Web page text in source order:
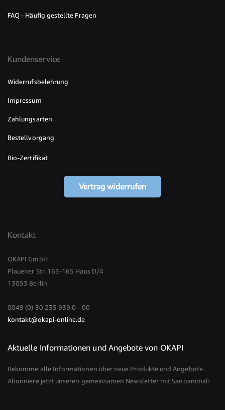
FAQ - Häufig gestellte Fragen
Kundenservice
Widerrufsbelehrung
Impressum
Zahlungsarten
Bestellvorgang
Bio-Zertifikat
Vertrag widerrufen
Kontakt
OKAPI GmbH
Plauener Str. 163-165 Haus D/4
13053 Berlin
0049 (0) 30 235 939 0 - 00
kontakt@okapi-online.de
Aktuelle Informationen und Angebote von OKAPI
Bekomme alle Informationen über neue Produkte und Angebote.
Abonniere jetzt unseren gemeinsamen Newsletter mit Sanoanimal: